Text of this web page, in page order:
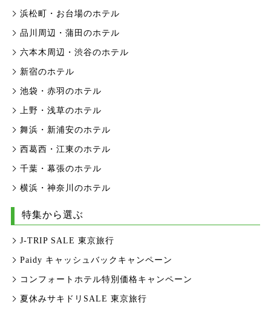
浜松町・お台場のホテル
品川周辺・蒲田のホテル
六本木周辺・渋谷のホテル
新宿のホテル
池袋・赤羽のホテル
上野・浅草のホテル
舞浜・新浦安のホテル
西葛西・江東のホテル
千葉・幕張のホテル
横浜・神奈川のホテル
特集から選ぶ
J-TRIP SALE 東京旅行
Paidy キャッシュバックキャンペーン
コンフォートホテル特別価格キャンペーン
夏休みサキドリSALE 東京旅行